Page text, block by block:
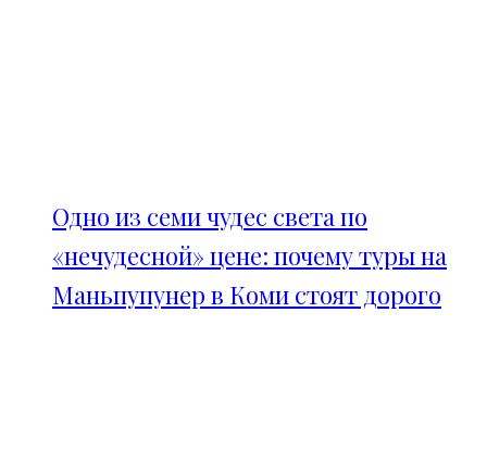
Одно из семи чудес света по
«нечудесной» цене: почему туры на
Маньпупунер в Коми стоят дорого